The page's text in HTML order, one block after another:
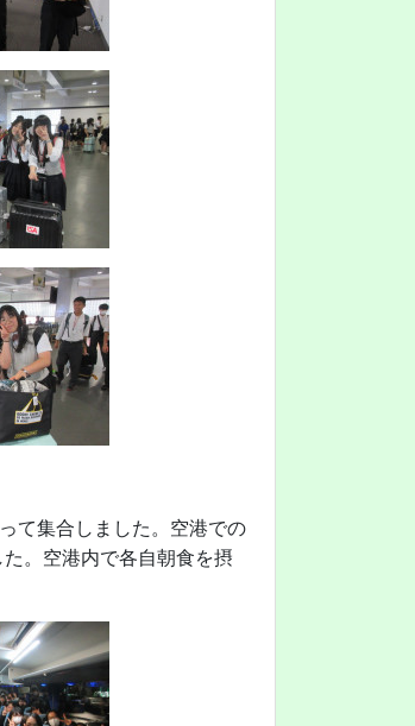
て集合しました。空港での
。空港内で各自朝食を摂